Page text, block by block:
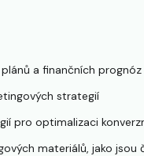
a finančních prognóz
strategií
pro optimalizaci
materiálů, jako